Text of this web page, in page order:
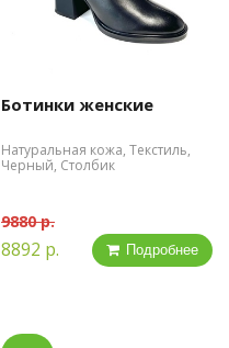
Ботинки женские
Натуральная кожа, Текстиль,
Черный, Столбик
9880 р.
8892 р. Подробнее